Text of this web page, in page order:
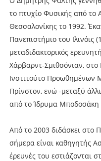
το πτυχίο Φυσικής από το
Θεσσαλονίκης το 1992.
Πανεπιστήμιο του Ιλινόις
μεταδιδακτορικός
Χάρβαρντ-Σμιθσόνιαν,
Ινστιτούτο Προωθημένων
Πρίνστον, ενώ -μεταξύ
από το Ίδρυμα Μποδοσάκη
Από το 2003 διδάσκει στο
σήμερα είναι καθηγητής
έρευνές του εστιάζονται